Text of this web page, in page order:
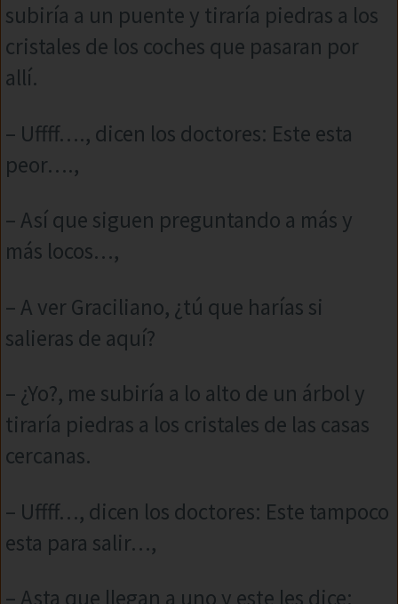
subiría a un puente y tiraría piedras a los
cristales de los coches que pasaran por
allí.
– Uffff…., dicen los doctores: Este esta
peor….,
– Así que siguen preguntando a más y
más locos…,
– A ver Graciliano, ¿tú que harías si
salieras de aquí?
– ¿Yo?, me subiría a lo alto de un árbol y
tiraría piedras a los cristales de las casas
cercanas.
– Uffff…, dicen los doctores: Este tampoco
esta para salir…,
– Asta que llegan a uno y este les dice: